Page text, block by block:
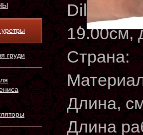
груди
Dilator
19.00см,
Страна:
Длина,
Длина